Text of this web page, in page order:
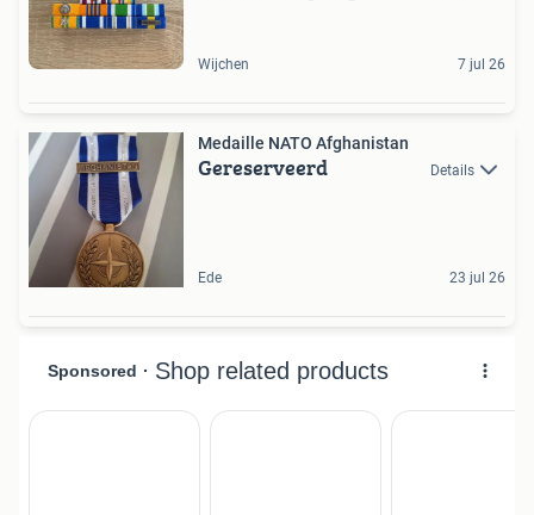
Wijchen 7 jul 26
Medaille NATO Afghanistan
Gereserveerd Details
Ede 23 jul 26